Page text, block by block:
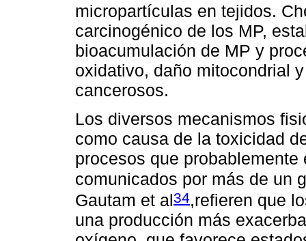
micropartículas en tejidos.
carcinogénico de los MP,
bioacumulación de MP y
oxidativo, daño mitocondrial
cancerosos.
Los diversos mecanismos
como causa de la toxicidad
procesos que
comunicados por más de un
Gautam et al34,refieren que
una producción más